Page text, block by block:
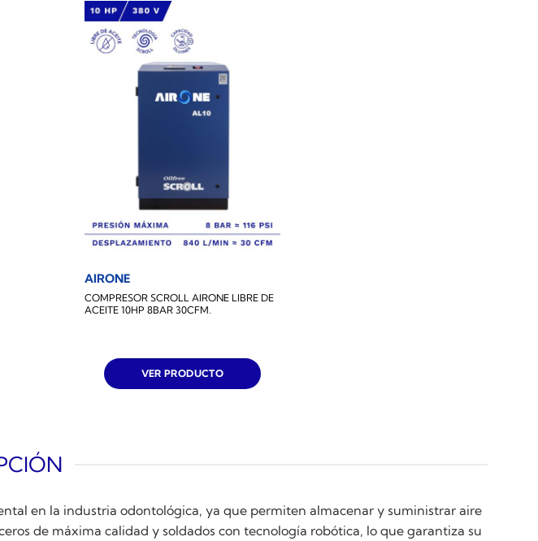
AIRONE
COMPRESOR SCROLL AIRONE LIBRE DE
ACEITE 10HP 8BAR 30CFM.
VER PRODUCTO
en la industria odontológica, ya que permiten almacenar y suministrar aire
de máxima calidad y soldados con tecnología robótica, lo que garantiza su